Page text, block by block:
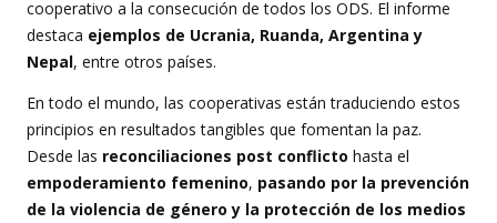
cooperativo a la consecución de todos los ODS. El informe
destaca ejemplos de Ucrania, Ruanda, Argentina y
Nepal, entre otros países.
En todo el mundo, las cooperativas están traduciendo estos
principios en resultados tangibles que fomentan la paz.
Desde las reconciliaciones post conflicto hasta el
empoderamiento femenino, pasando por la prevención
de la violencia de género y la protección de los medios